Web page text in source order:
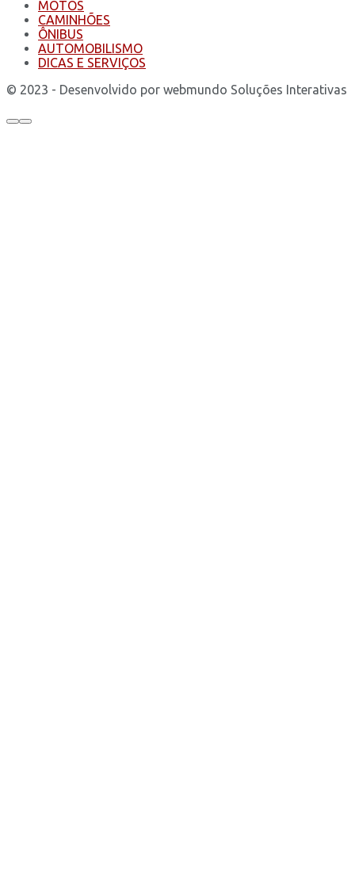
MOTOS
CAMINHÕES
ÔNIBUS
AUTOMOBILISMO
DICAS E SERVIÇOS
© 2023 - Desenvolvido por webmundo Soluções Interativas